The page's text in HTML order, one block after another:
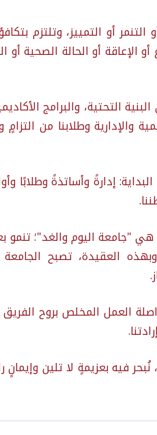
أو التمييز، وتلتزم
الإعاقة أو الحالة الصحية أو
التحتية، والبرامج
والإدارية وطلابنا من
إدارةً وأساتذةً وطلابًا
"جامعة اليوم والغد"؛ تنمو
العقيدة، تصبح
العمل المخلص بروح الفريق
فيه بعزيمةٍ لا تلين وإيمانٍ